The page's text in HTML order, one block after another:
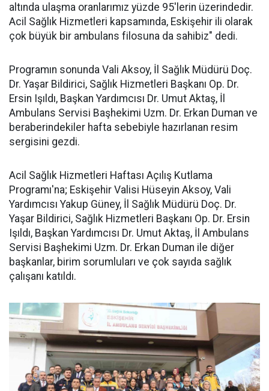
altında ulaşma oranlarımız yüzde 95'lerin üzerindedir.
Acil Sağlık Hizmetleri kapsamında, Eskişehir ili olarak
çok büyük bir ambulans filosuna da sahibiz" dedi.
Programın sonunda Vali Aksoy, İl Sağlık Müdürü Doç.
Dr. Yaşar Bildirici, Sağlık Hizmetleri Başkanı Op. Dr.
Ersin Işıldı, Başkan Yardımcısı Dr. Umut Aktaş, İl
Ambulans Servisi Başhekimi Uzm. Dr. Erkan Duman ve
beraberindekiler hafta sebebiyle hazırlanan resim
sergisini gezdi.
Acil Sağlık Hizmetleri Haftası Açılış Kutlama
Programı'na; Eskişehir Valisi Hüseyin Aksoy, Vali
Yardımcısı Yakup Güney, İl Sağlık Müdürü Doç. Dr.
Yaşar Bildirici, Sağlık Hizmetleri Başkanı Op. Dr. Ersin
Işıldı, Başkan Yardımcısı Dr. Umut Aktaş, İl Ambulans
Servisi Başhekimi Uzm. Dr. Erkan Duman ile diğer
başkanlar, birim sorumluları ve çok sayıda sağlık
çalışanı katıldı.